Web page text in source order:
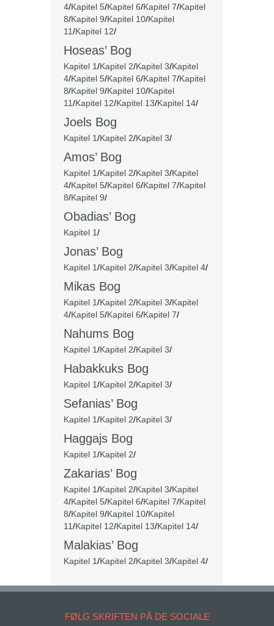
4/Kapitel 5/Kapitel 6/Kapitel 7/Kapitel
8/Kapitel 9/Kapitel 10/Kapitel
11/Kapitel 12/
Hoseas’ Bog
Kapitel 1/Kapitel 2/Kapitel 3/Kapitel
4/Kapitel 5/Kapitel 6/Kapitel 7/Kapitel
8/Kapitel 9/Kapitel 10/Kapitel
11/Kapitel 12/Kapitel 13/Kapitel 14/
Joels Bog
Kapitel 1/Kapitel 2/Kapitel 3/
Amos’ Bog
Kapitel 1/Kapitel 2/Kapitel 3/Kapitel
4/Kapitel 5/Kapitel 6/Kapitel 7/Kapitel
8/Kapitel 9/
Obadias’ Bog
Kapitel 1/
Jonas’ Bog
Kapitel 1/Kapitel 2/Kapitel 3/Kapitel 4/
Mikas Bog
Kapitel 1/Kapitel 2/Kapitel 3/Kapitel
4/Kapitel 5/Kapitel 6/Kapitel 7/
Nahums Bog
Kapitel 1/Kapitel 2/Kapitel 3/
Habakkuks Bog
Kapitel 1/Kapitel 2/Kapitel 3/
Sefanias’ Bog
Kapitel 1/Kapitel 2/Kapitel 3/
Haggajs Bog
Kapitel 1/Kapitel 2/
Zakarias’ Bog
Kapitel 1/Kapitel 2/Kapitel 3/Kapitel
4/Kapitel 5/Kapitel 6/Kapitel 7/Kapitel
8/Kapitel 9/Kapitel 10/Kapitel
11/Kapitel 12/Kapitel 13/Kapitel 14/
Malakias’ Bog
Kapitel 1/Kapitel 2/Kapitel 3/Kapitel 4/
FØLG SKRIFTEN PÅ DE SOCIALE